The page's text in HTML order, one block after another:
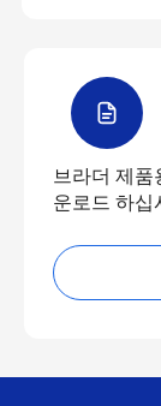
브라더 제
운로드 하십